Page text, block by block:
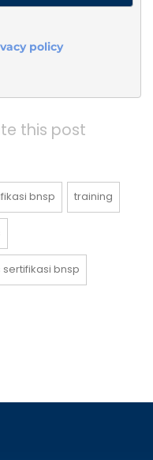
policy
this post
bnsp training
bnsp